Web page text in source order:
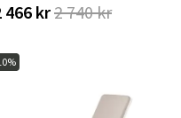
466 kr2 740 kr